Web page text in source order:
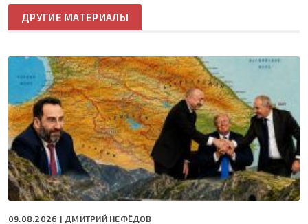
ДРУГИЕ МАТЕРИАЛЫ
09.08.2026 | ДМИТРИЙ НЕФЁДОВ